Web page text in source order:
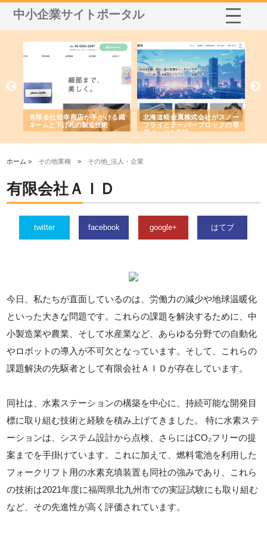
中小企業サイトポータル
有限会社松幸商店が手がける織
ネームと下げ札の製造技術
北海道軽金属株式会社がスノー
フライとテーパーブロックの専
用ページを新設
ホーム > その他業種 > その他_法人・企業
有限会社ＡＩＤ
twitter facebook google+ はてブ
今日、私たちが直面しているのは、労働力の減少や地球温暖化
といった大きな問題です。これらの課題を解決するために、中
小製造業や農業、そして水産業など、あらゆる分野での自動化
やロボットの導入が不可欠となっています。そして、これらの
課題解決の先駆者として有限会社ＡＩＤが存在しています。
同社は、水素ステーションの構築を中心に、持続可能な開発目
標に取り組む技術と経験を積み上げてきました。 特に水素ステ
ーションは、システム設計から点検、さらにはCO₂フリーの提
案までを手掛けています。これに加えて、燃料電池を利用した
フォークリフト用の水素充填装置も同社の強みであり、これら
の技術は2021年度に福岡県北九州市での実証試験にも取り組む
など、その先進性が高く評価されています。